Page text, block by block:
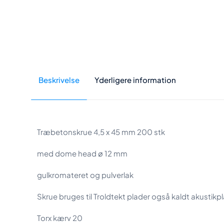
Beskrivelse Yderligere information
Træbetonskrue 4,5 x 45 mm 200 stk
med dome head ø 12 mm
gulkromateret og pulverlak
Skrue bruges til Troldtekt plader også kaldt
Torx kærv 20